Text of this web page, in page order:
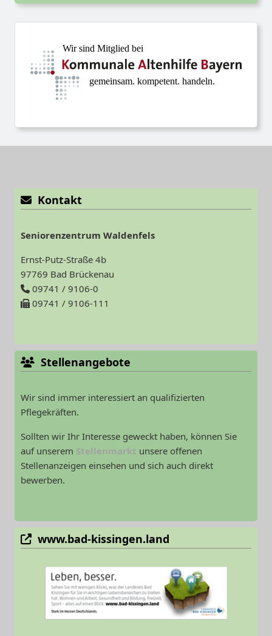
Kontakt
Seniorenzentrum Waldenfels
Ernst-Putz-Straße 4b
97769 Bad Brückenau
09741 / 9106-0
09741 / 9106-111
Stellenangebote
Wir sind immer interessiert an qualifizierten
Pflegekräften.
Sollten wir Ihr Interesse geweckt haben, können Sie
auf unserem Stellenmarkt unsere offenen
Stellenanzeigen einsehen und sich auch direkt
bewerben.
www.bad-kissingen.land